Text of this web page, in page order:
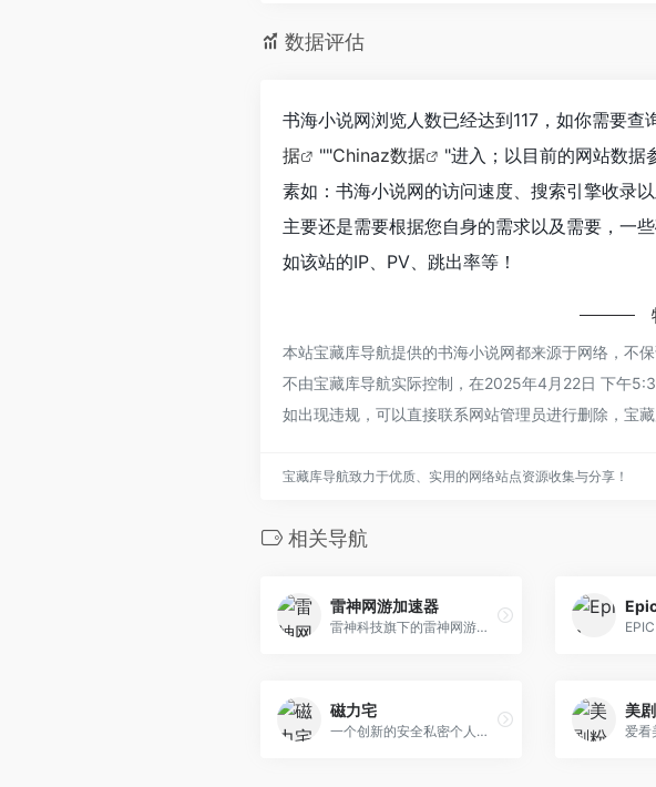
数据评估
书海小说网浏览人数已经达到117，如你需要
据
""Chinaz数据
"进入；以目前的网站数据
素如：书海小说网的访问速度、搜索引擎收录
主要还是需要根据您自身的需求以及需要，一
如该站的IP、PV、跳出率等！
本站宝藏库导航提供的书海小说网都来源于网络，不
不由宝藏库导航实际控制，在2025年4月22日 下午
如出现违规，可以直接联系网站管理员进行删除，宝藏
宝藏库导航致力于优质、实用的网络站点资源收集与分享！
相关导航
雷神网游加速器
雷神科技旗下的雷神网游加速器，使用金融级内网传输专线，网络游戏加速效果好，立即下载，免费试用。玩家用户/网吧专用版本使用按分钟计费，不用可随时暂停时间，买一次相当于长久使用，雷神游戏加速器好用且贴心，玩家/网吧必选！
磁力宅
一个创新的安全私密个人云盘平台，全资源极速下载功能，让您的文件传输如同闪电般迅速。无论是大型视频文件还是一系列图片，都能在短时间内完成下载，极大地提升了工作效率和生活便利性。
美